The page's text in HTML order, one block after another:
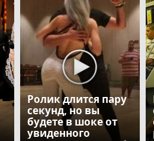
Ролик длится пару
секунд, но вы
будете в шоке от
увиденного